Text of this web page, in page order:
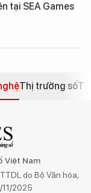
tại SEA Games
Thị trường số
Việt Nam
do Bộ Văn hóa,
2025